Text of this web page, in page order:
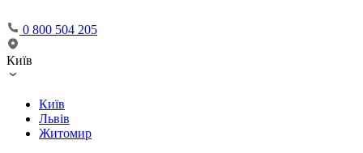
0 800 504 205
Київ
Київ
Львів
Житомир